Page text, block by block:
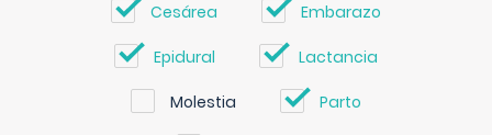
Cesárea Embarazo
Epidural Lactancia
Molestia Parto